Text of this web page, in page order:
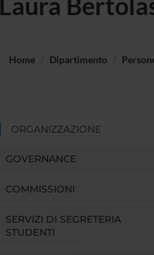
Home Dipartimento
ORGANIZZAZIONE
GOVERNANCE
COMMISSIONI
SERVIZI DI SEGRETERIA
STUDENTI